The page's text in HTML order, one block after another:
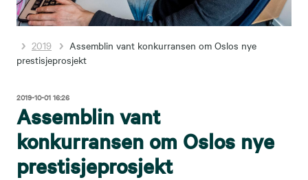
2019
Assemblin vant konkurransen om Oslos nye
prestisjeprosjekt
2019-10-01 16:26
Assemblin vant
konkurransen om Oslos nye
prestisjeprosjekt